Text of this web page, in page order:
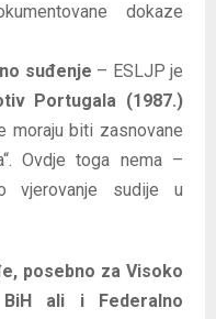
dokaze
suđenje – ESLJP je
Portugala (1987.)
moraju biti zasnovane
Ovdje toga nema –
vjerovanje sudije u
posebno za Visoko
ali i Federalno